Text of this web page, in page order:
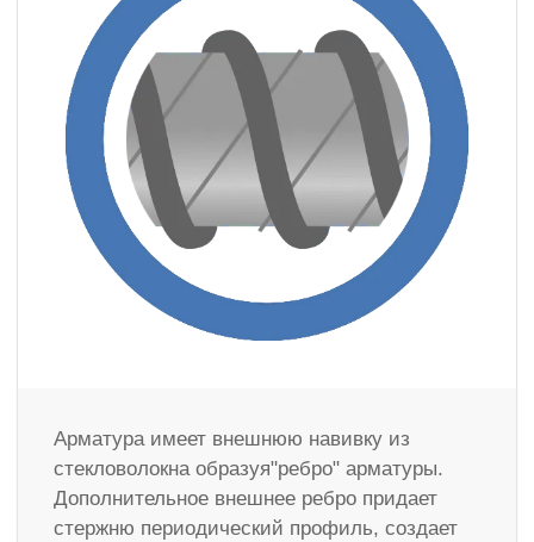
Арматура имеет внешнюю навивку из
стекловолокна образуя"ребро" арматуры.
Дополнительное внешнее ребро придает
стержню периодический профиль, создает